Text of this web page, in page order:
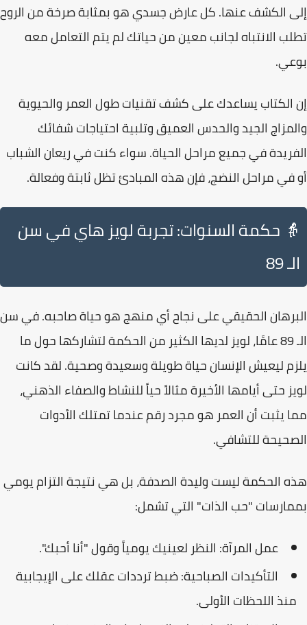
إلى الكشف عنها. كل عارض جسدي هو بمثابة صرخة من الروح
تطلب الانتباه لجانب معين من حياتك لم يتم التعامل معه
بوعي.
إن الكتاب يساعدك علىكشف تقنيات طول العمر والحيوية
والمزاج الجيد والحدس العميق وتلبية احتياجات شفائك
الفريدة في جميع مراحل الحياة. سواء كنت في ريعان الشباب
أو في مراحل النضج، فإن هذه المبادئ تظل ثابتة وفعالة.
👵 حكمة السنوات: تجربة لويز هاي في سن
الـ 89
البرهان الحقيقي على نجاح أي منهج هو حياة صاحبه.في سن
الـ 89 عامًا، لويز لديها الكثير من الحكمة لتشاركها حول ما
يلزم ليعيش الإنسان حياة طويلة وسعيدة وصحية. لقد كانت
لويز حتى أيامها الأخيرة مثالاً حياً للنشاط والصفاء الذهني،
مما يثبت أن العمر هو مجرد رقم عندما تمتلك الأدوات
الصحيحة للتشافي.
هذه الحكمة ليست وليدة الصدفة، بل هي نتيجة التزام يومي
بممارسات "حب الذات" التي تشمل:
عمل المرآة: النظر لعينيك يومياً وقول "أنا أحبك".
التأكيدات الصباحية:ضبط ترددات عقلك على الإيجابية
منذ اللحظات الأولى.